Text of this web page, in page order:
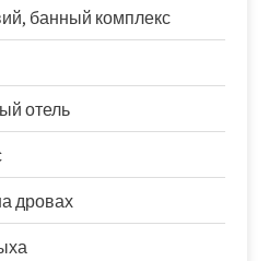
банный комплекс
отель
дровах